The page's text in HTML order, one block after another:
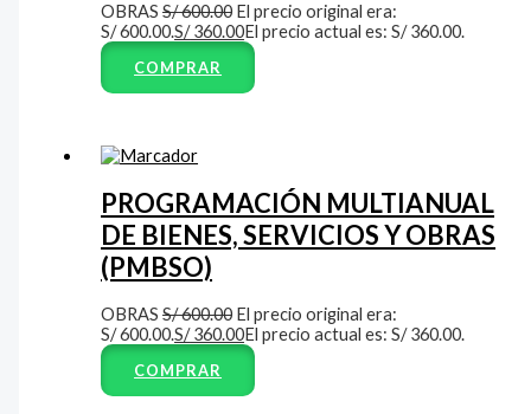
OBRASS/600.00 El precio original era:
S/ 600.00.S/360.00El precio actual es: S/ 360.00.
COMPRAR
PROGRAMACIÓN MULTIANUAL
DE BIENES, SERVICIOS Y OBRAS
(PMBSO)
OBRASS/600.00 El precio original era:
S/ 600.00.S/360.00El precio actual es: S/ 360.00.
COMPRAR